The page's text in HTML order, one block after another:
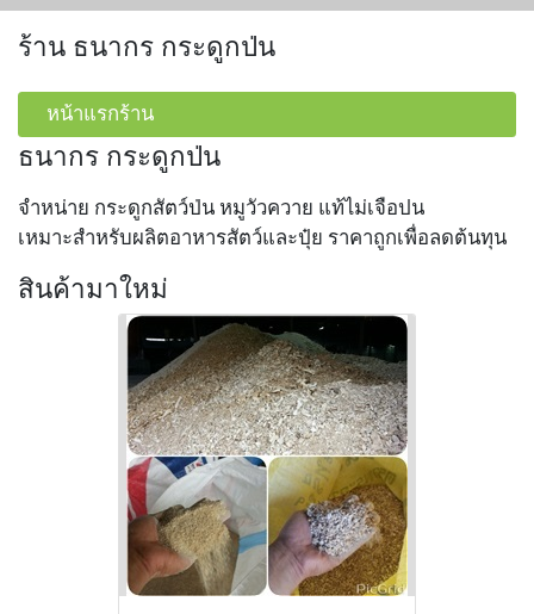
ร้าน ธนากร กระดูกป่น
หน้าแรกร้าน
ธนากร กระดูกป่น
จำหน่าย กระดูกสัตว์ป่น หมูวัวควาย แท้ไม่เจือปน
เหมาะสำหรับผลิตอาหารสัตว์และปุ๋ย ราคาถูกเพื่อลดต้นทุน
สินค้ามาใหม่